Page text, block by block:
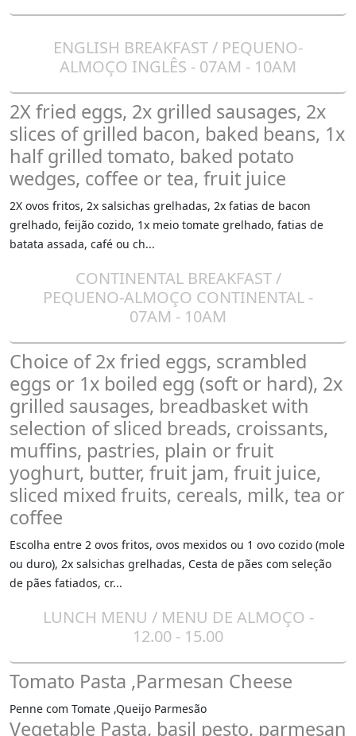
ENGLISH BREAKFAST / PEQUENO-
ALMOÇO INGLÊS - 07AM - 10AM
2X fried eggs, 2x grilled sausages, 2x
slices of grilled bacon, baked beans, 1x
half grilled tomato, baked potato
wedges, coffee or tea, fruit juice
2X ovos fritos, 2x salsichas grelhadas, 2x fatias de bacon
grelhado, feijão cozido, 1x meio tomate grelhado, fatias de
batata assada, café ou ch...
CONTINENTAL BREAKFAST /
PEQUENO-ALMOÇO CONTINENTAL -
07AM - 10AM
Choice of 2x fried eggs, scrambled
eggs or 1x boiled egg (soft or hard), 2x
grilled sausages, breadbasket with
selection of sliced breads, croissants,
muffins, pastries, plain or fruit
yoghurt, butter, fruit jam, fruit juice,
sliced mixed fruits, cereals, milk, tea or
coffee
Escolha entre 2 ovos fritos, ovos mexidos ou 1 ovo cozido (mole
ou duro), 2x salsichas grelhadas, Cesta de pães com seleção
de pães fatiados, cr...
LUNCH MENU / MENU DE ALMOÇO -
12.00 - 15.00
Tomato Pasta ,Parmesan Cheese
Penne com Tomate ,Queijo Parmesão
Vegetable Pasta, basil pesto, parmesan